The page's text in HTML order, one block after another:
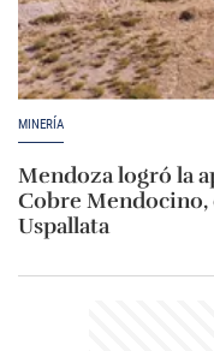
MINERÍA
Mendoza logró la
Cobre Mendocino,
Uspallata